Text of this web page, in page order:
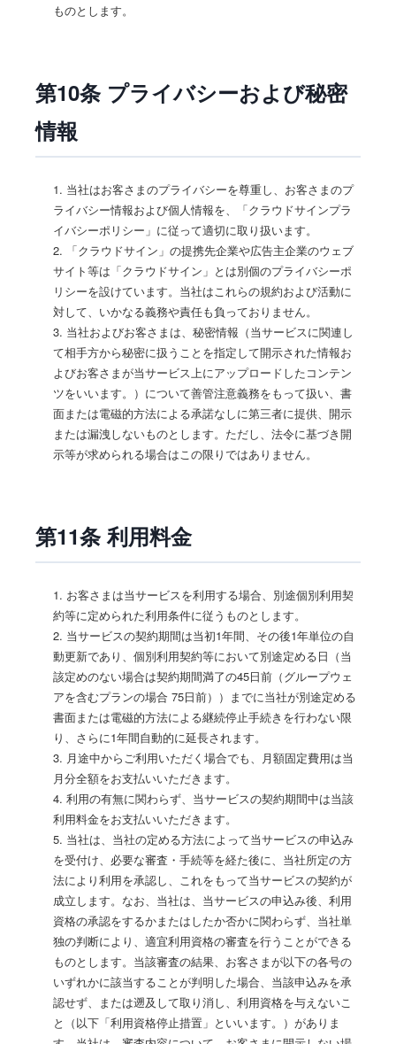
ものとします。
第10条 プライバシーおよび秘密
情報
1. 当社はお客さまのプライバシーを尊重し、お客さまのプ
ライバシー情報および個人情報を、「クラウドサインプラ
イバシーポリシー」に従って適切に取り扱います。
2. 「クラウドサイン」の提携先企業や広告主企業のウェブ
サイト等は「クラウドサイン」とは別個のプライバシーポ
リシーを設けています。当社はこれらの規約および活動に
対して、いかなる義務や責任も負っておりません。
3. 当社およびお客さまは、秘密情報（当サービスに関連し
て相手方から秘密に扱うことを指定して開示された情報お
よびお客さまが当サービス上にアップロードしたコンテン
ツをいいます。）について善管注意義務をもって扱い、書
面または電磁的方法による承諾なしに第三者に提供、開示
または漏洩しないものとします。ただし、法令に基づき開
示等が求められる場合はこの限りではありません。
第11条 利用料金
1. お客さまは当サービスを利用する場合、別途個別利用契
約等に定められた利用条件に従うものとします。
2. 当サービスの契約期間は当初1年間、その後1年単位の自
動更新であり、個別利用契約等において別途定める日（当
該定めのない場合は契約期間満了の45日前（グループウェ
アを含むプランの場合 75日前））までに当社が別途定める
書面または電磁的方法による継続停止手続きを行わない限
り、さらに1年間自動的に延長されます。
3. 月途中からご利用いただく場合でも、月額固定費用は当
月分全額をお支払いいただきます。
4. 利用の有無に関わらず、当サービスの契約期間中は当該
利用料金をお支払いいただきます。
5. 当社は、当社の定める方法によって当サービスの申込み
を受付け、必要な審査・手続等を経た後に、当社所定の方
法により利用を承認し、これをもって当サービスの契約が
成立します。なお、当社は、当サービスの申込み後、利用
資格の承認をするかまたはしたか否かに関わらず、当社単
独の判断により、適宜利用資格の審査を行うことができる
ものとします。当該審査の結果、お客さまが以下の各号の
いずれかに該当することが判明した場合、当該申込みを承
認せず、または遡及して取り消し、利用資格を与えないこ
と（以下「利用資格停止措置」といいます。）がありま